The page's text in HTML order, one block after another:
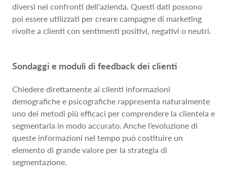
diversi nei confronti dell’azienda. Questi dati possono
poi essere utilizzati per creare campagne di marketing
rivolte a clienti con sentimenti positivi, negativi o neutri.
Sondaggi e moduli di feedback dei clienti
Chiedere direttamente ai clienti informazioni
demografiche e psicografiche rappresenta naturalmente
uno dei metodi più efficaci per comprendere la clientela e
segmentarla in modo accurato. Anche l’evoluzione di
queste informazioni nel tempo può costituire un
elemento di grande valore per la strategia di
segmentazione.